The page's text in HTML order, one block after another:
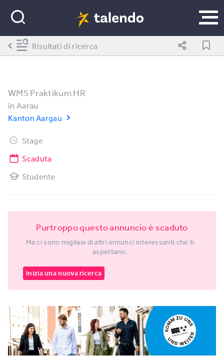
WMS Praktikum HR
in Aarau
Kanton Aargau
Stage
Scaduta
Studente
Purtroppo questo annuncio è scaduto
Ma ci sono migliaia di altri annunci interessanti che ti
aspettano.
Inizia una nuova ricerca
Risultati di ricerca